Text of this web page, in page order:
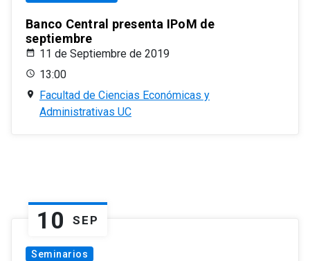
Banco Central presenta IPoM de
septiembre
11 de Septiembre de 2019
13:00
Facultad de Ciencias Económicas y
Administrativas UC
10 SEP
Seminarios